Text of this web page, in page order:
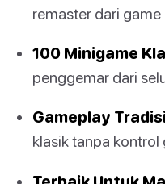
remaster dari
100 Minigame
penggemar dari
Gameplay
klasik tanpa kontrol